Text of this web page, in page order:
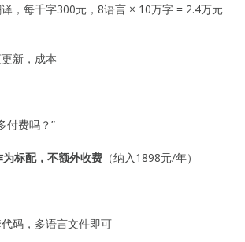
，每千字300元，8语言 × 10万字 = 2.4万元
新，成本
付费吗？”
为标配，不额外收费 （纳入1898元/年）
码，多语言文件即可